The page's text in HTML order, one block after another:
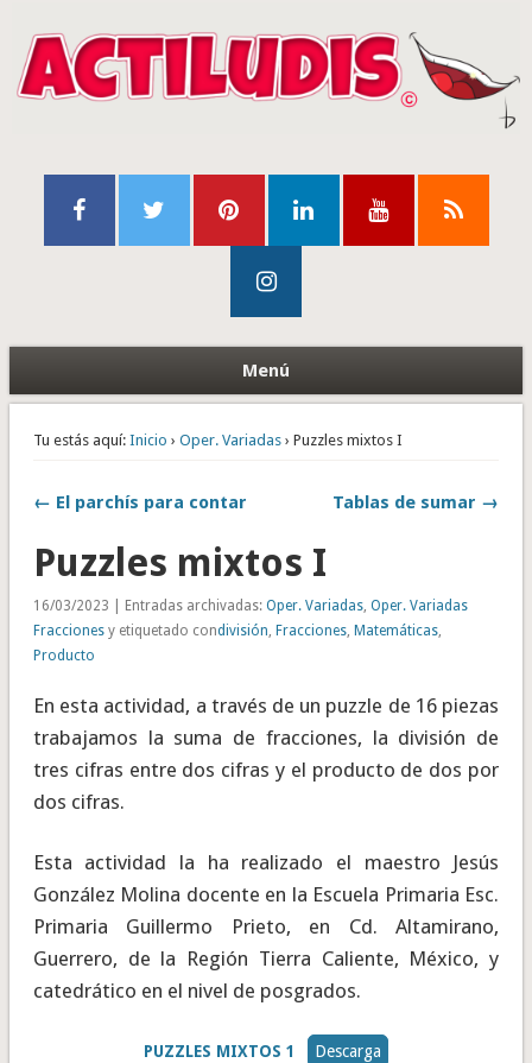
Menú
Tu estás aquí: Inicio › Oper. Variadas› Puzzles mixtos I
← El parchís para contar Tablas de sumar →
Puzzles mixtos I
16/03/2023 | Entradas archivadas: Oper. Variadas, Oper. Variadas
Fraccionesy etiquetado condivisión, Fracciones, Matemáticas,
Producto
En esta actividad, a través de un puzzle de 16 piezas
trabajamos la suma de fracciones, la división de
tres cifras entre dos cifras y el producto de dos por
dos cifras.
Esta actividad la ha realizado el maestro Jesús
González Molina docente en la Escuela Primaria Esc.
Primaria Guillermo Prieto, en Cd. Altamirano,
Guerrero, de la Región Tierra Caliente, México, y
catedrático en el nivel de posgrados.
PUZZLES MIXTOS 1 Descarga